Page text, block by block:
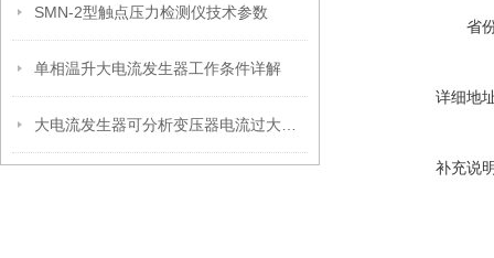
SMN-2型触点压力检测仪技术参数
单相温升大电流发生器工作条件详解
省
详细地
补充说